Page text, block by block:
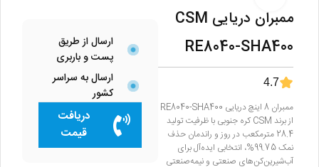
ارسال از طریق
پست و باربری
ارسال به سراسر
کشور
دریافت
قیمت
ممبران دریایی CSM
RE8040-SHA400
4.7
ممبران 8 اینچ دریایی RE8040-SHA400
از برند CSM کره جنوبی با ظرفیت تولید
28.4 مترمکعب در روز و راندمان حذف
نمک ‎%99.75، انتخابی ایده‌آل برای
آب‌شیرین‌کن‌های صنعتی و نیمه‌صنعتی